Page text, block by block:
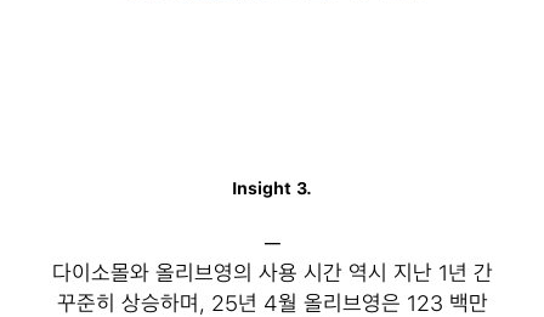
Insight 3.
─
다이소몰와 올리브영의 사용 시간 역시 지난 1년 간
꾸준히 상승하며, 25년 4월 올리브영은 123 백만